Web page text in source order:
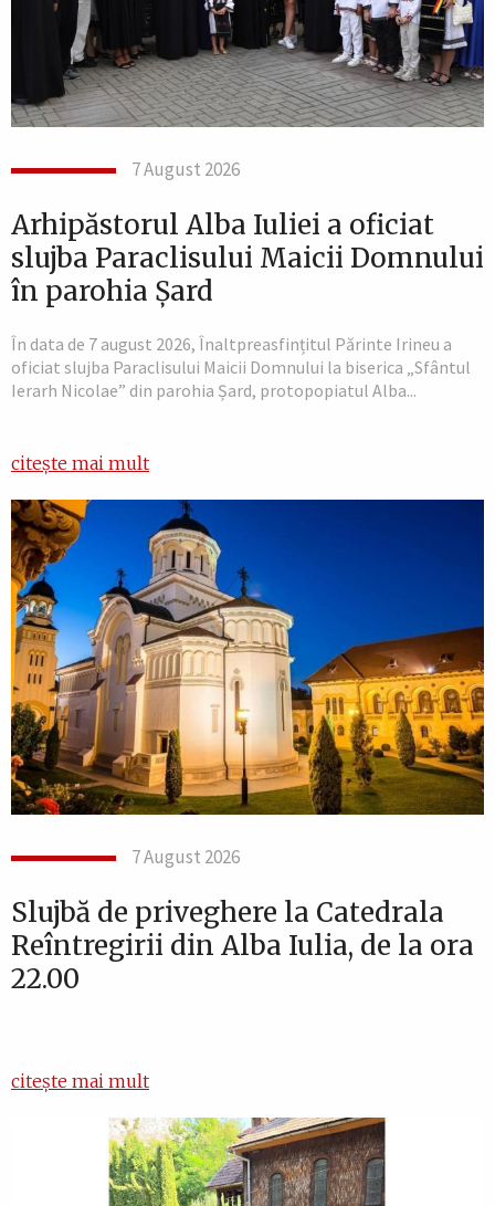
7 August 2026
Arhipăstorul Alba Iuliei a oficiat
slujba Paraclisului Maicii Domnului
în parohia Șard
În data de 7 august 2026, Înaltpreasfințitul Părinte Irineu a
oficiat slujba Paraclisului Maicii Domnului la biserica „Sfântul
Ierarh Nicolae” din parohia Șard, protopopiatul Alba...
citește mai mult
7 August 2026
Slujbă de priveghere la Catedrala
Reîntregirii din Alba Iulia, de la ora
22.00
citește mai mult